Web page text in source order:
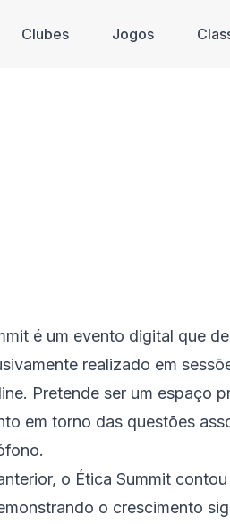
Clubes Jogos
é um evento digital que
realizado em
Pretende ser um espaço
em torno das questões
o Ética Summit
o crescimento